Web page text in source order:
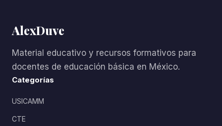
AlexDuve
Material educativo y recursos formativos para
docentes de educación básica en México.
Categorías
USICAMM
CTE